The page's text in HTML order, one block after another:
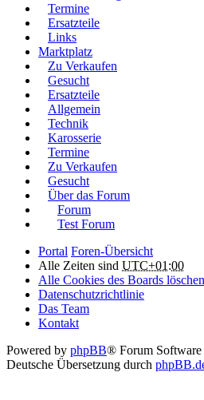
Termine
Ersatzteile
Links
Marktplatz
Zu Verkaufen
Gesucht
Ersatzteile
Allgemein
Technik
Karosserie
Termine
Zu Verkaufen
Gesucht
Über das Forum
Forum
Test Forum
Portal Foren-Übersicht
Alle Zeiten sind UTC+01:00
Alle Cookies des Boards löschen
Datenschutzrichtlinie
Das Team
Kontakt
Powered by phpBB® Forum
Deutsche Übersetzung durch